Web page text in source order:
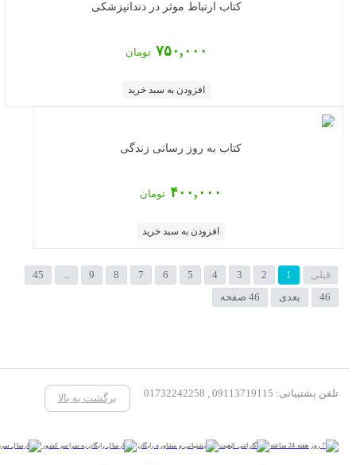
کتاب ارتباط موثر در دندانپزشکی
۷۵۰,۰۰۰ تومان
افزودن به سبد خرید
کتاب به روز رسانی زندگی
۴۰۰,۰۰۰ تومان
افزودن به سبد خرید
قبلی
بعدی
تلفن پشتیبانی: 09113719115 , 01732242258 برگشت به بالا